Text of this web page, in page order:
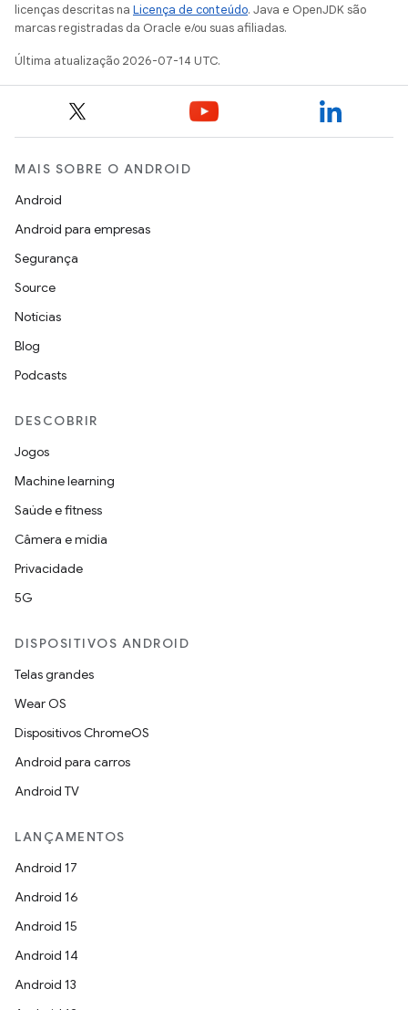
licenças descritas na Licença de conteúdo. Java e OpenJDK são
marcas registradas da Oracle e/ou suas afiliadas.
Última atualização 2026-07-14 UTC.
MAIS SOBRE O ANDROID
Android
Android para empresas
Segurança
Source
Notícias
Blog
Podcasts
DESCOBRIR
Jogos
Machine learning
Saúde e fitness
Câmera e mídia
Privacidade
5G
DISPOSITIVOS ANDROID
Telas grandes
Wear OS
Dispositivos ChromeOS
Android para carros
Android TV
LANÇAMENTOS
Android 17
Android 16
Android 15
Android 14
Android 13